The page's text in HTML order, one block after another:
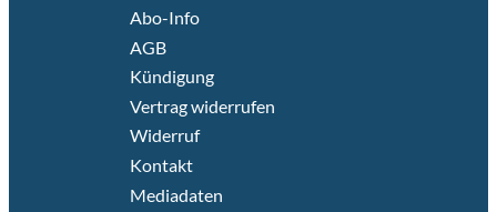
Abo-Info
AGB
Kündigung
Vertrag widerrufen
Widerruf
Kontakt
Mediadaten